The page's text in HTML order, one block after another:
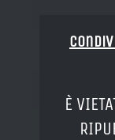
È